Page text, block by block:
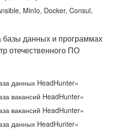
MinIo, Docker, Consul,
данных и программах
отечественного ПО
данных HeadHunter»
вакансий HeadHunter»
вакансий HeadHunter»
данных HeadHunter»